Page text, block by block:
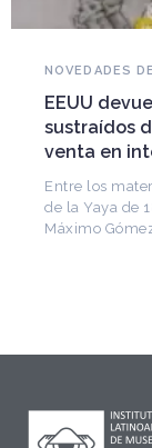
NOVEDADES
EEUU
sustraídos
venta en
Entre los
de la Yaya de
Máximo